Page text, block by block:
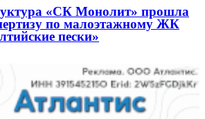
«СК Монолит» прошла
по малоэтажному ЖК
пески»